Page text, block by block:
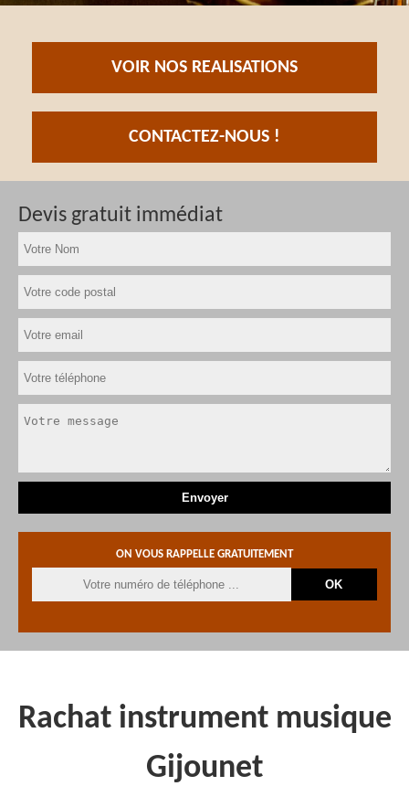
VOIR NOS REALISATIONS
CONTACTEZ-NOUS !
Devis gratuit immédiat
ON VOUS RAPPELLE GRATUITEMENT
Rachat instrument musique
Gijounet